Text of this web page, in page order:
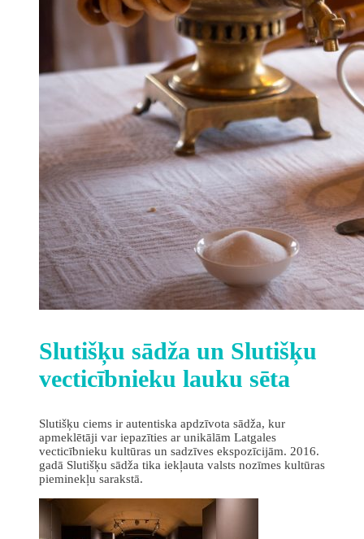
Slutišķu sādža un Slutišķu
vecticībnieku lauku sēta
Slutišķu ciems ir autentiska apdzīvota sādža, kur
apmeklētāji var iepazīties ar unikālām Latgales
vecticībnieku kultūras un sadzīves ekspozīcijām. 2016.
gadā Slutišķu sādža tika iekļauta valsts nozīmes kultūras
pieminekļu sarakstā.